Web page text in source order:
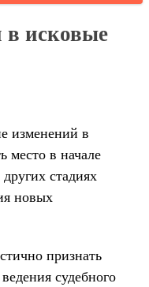
в исковые
изменений в
место в начале
стадиях
новых
признать
судебного